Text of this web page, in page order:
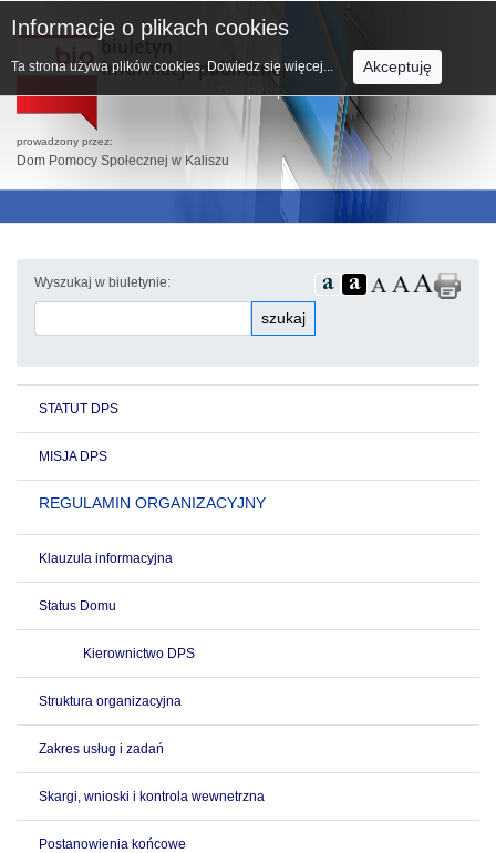
prowadzony przez:
Dom Pomocy Społecznej w Kaliszu
Wyszukaj w biuletynie:
szukaj
STATUT DPS
MISJA DPS
REGULAMIN ORGANIZACYJNY
Klauzula informacyjna
Status Domu
Kierownictwo DPS
Struktura organizacyjna
Zakres usług i zadań
Skargi, wnioski i kontrola wewnetrzna
Postanowienia końcowe
Informacje o plikach cookies
Ta strona używa plików cookies. Dowiedz się więcej... Akceptuję